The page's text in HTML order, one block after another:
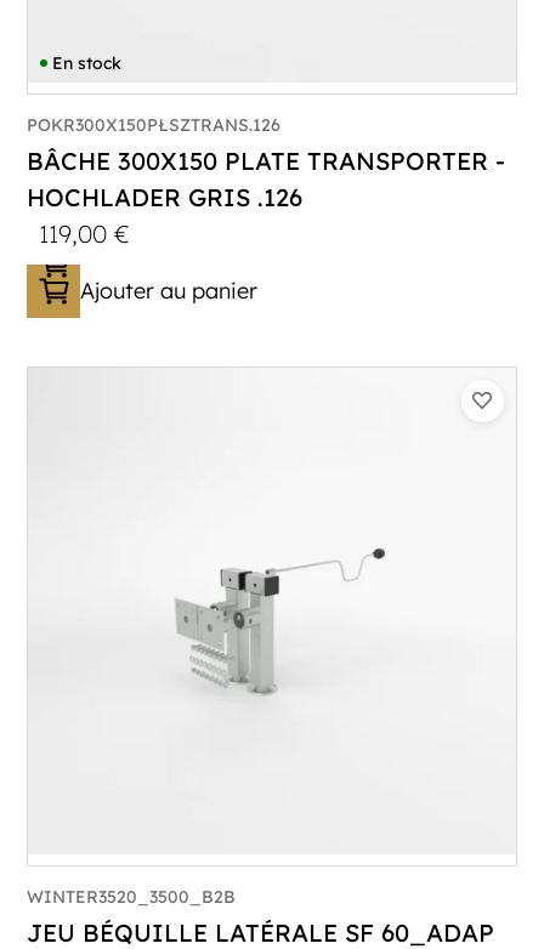
En stock
POKR300X150PŁSZTRANS.126
BÂCHE 300X150 PLATE TRANSPORTER -
HOCHLADER GRIS .126
119,00€
Ajouter au panier
WINTER3520_3500_B2B
JEU BÉQUILLE LATÉRALE SF 60_ADAP